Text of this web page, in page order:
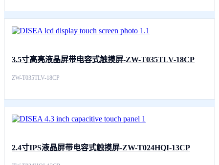
3.5寸高亮液晶屏带电容式触摸屏-ZW-T035TLV-18CP
ZW-T035TLV-18CP
2.4寸IPS液晶屏带电容式触摸屏-ZW-T024HQI-13CP